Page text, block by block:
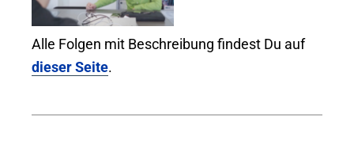
Alle Folgen mit Beschreibung findest Du auf
dieser Seite.